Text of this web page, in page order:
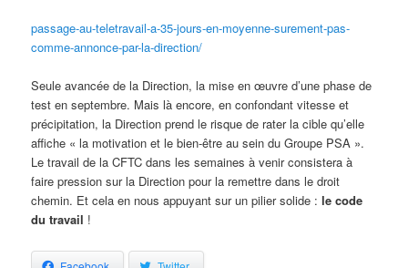
passage-au-teletravail-a-35-jours-en-moyenne-surement-pas-
comme-annonce-par-la-direction/
Seule avancée de la Direction, la mise en œuvre d’une phase de
test en septembre. Mais là encore, en confondant vitesse et
précipitation, la Direction prend le risque de rater la cible qu’elle
affiche « la motivation et le bien-être au sein du Groupe PSA ».
Le travail de la CFTC dans les semaines à venir consistera à
faire pression sur la Direction pour la remettre dans le droit
chemin. Et cela en nous appuyant sur un pilier solide :le code
du travail !